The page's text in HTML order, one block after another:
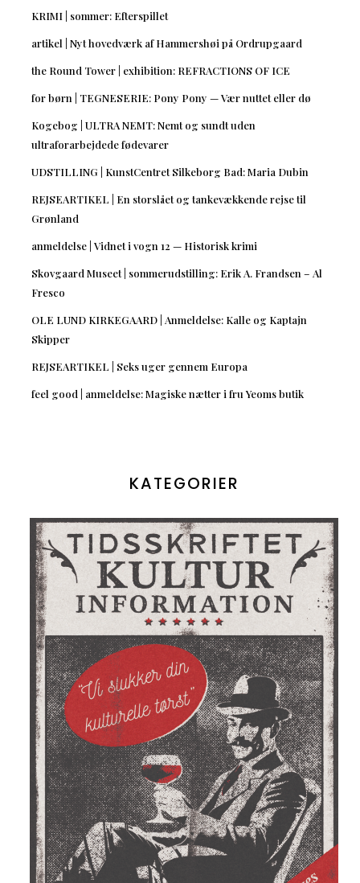
KRIMI | sommer: Efterspillet
artikel | Nyt hovedværk af Hammershøi på Ordrupgaard
the Round Tower | exhibition: REFRACTIONS OF ICE
for børn | TEGNESERIE: Pony Pony — Vær nuttet eller dø
Kogebog | ULTRA NEMT: Nemt og sundt uden
ultraforarbejdede fødevarer
UDSTILLING | KunstCentret Silkeborg Bad: Maria Dubin
REJSEARTIKEL | En storslået og tankevækkende rejse til
Grønland
anmeldelse | Vidnet i vogn 12 — Historisk krimi
Skovgaard Museet | sommerudstilling: Erik A. Frandsen – Al
Fresco
OLE LUND KIRKEGAARD | Anmeldelse: Kalle og Kaptajn
Skipper
REJSEARTIKEL | Seks uger gennem Europa
feel good | anmeldelse: Magiske nætter i fru Yeoms butik
KATEGORIER